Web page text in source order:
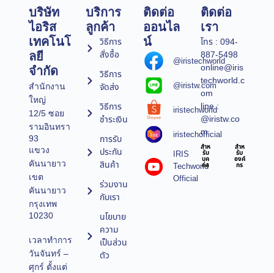
บริษัท
ไอริส
เทคโนโ
ลยี
จำกัด
สำนักงาน
ใหญ่
12/5 ซอย
รามอินทรา
93
แขวง
คันนายาว
เขต
คันนายาว
กรุงเทพ
10230
เวลาทำการ
วันจันทร์ –
ศุกร์ ตั้งแต่
บริการ
ลูกค้า
วิธีการ
สั่งซื้อ
วิธีการ
จัดส่ง
วิธีการ
ชำระเงิน
การรับ
ประกัน
สินค้า
ร่วมงาน
กับเรา
นโยบาย
ความ
เป็นส่วน
ตัว
ติดต่อ
ออนไล
น์
@iristechworld
@iristw.com
iristechworld
iristechofficial
IRIS
Techworld
Official
ติดต่อ
เรา
โทร : 094-
887-5498
online@iris
techworld.c
om
line :
@iristw.co
m
สำห
รับ
บุค
คล
สำห
รับ
องค์
กร